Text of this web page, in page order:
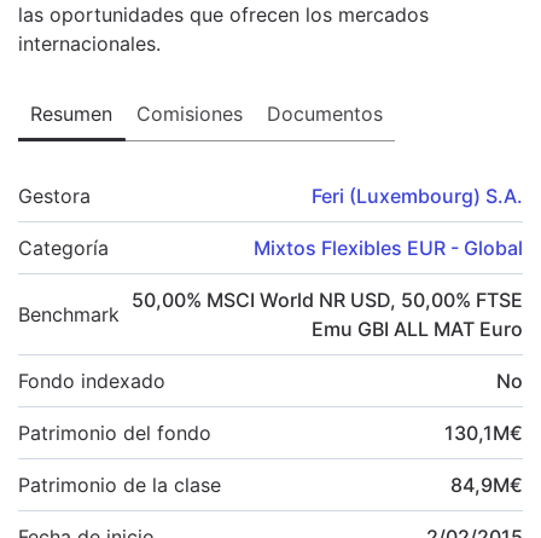
las oportunidades que ofrecen los mercados
internacionales.
Resumen Comisiones Documentos
Gestora Feri (Luxembourg) S.A.
Categoría Mixtos Flexibles EUR - Global
Benchmark
50,00% MSCI World NR USD, 50,00% FTSE
Emu GBI ALL MAT Euro
Fondo indexado No
Patrimonio del fondo 130,1M€
Patrimonio de la clase 84,9M€